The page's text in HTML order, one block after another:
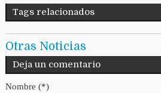
Tags relacionados
Otras Noticias
Deja un comentario
Nombre (*)